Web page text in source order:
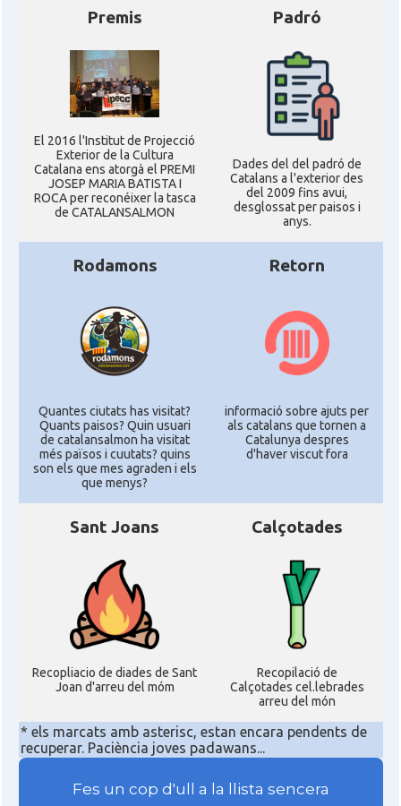
Premis
El 2016 l'Institut de Projecció
Exterior de la Cultura
Catalana ens atorgà el PREMI
JOSEP MARIA BATISTA I
ROCA per reconéixer la tasca
de CATALANSALMON
Padró
Dades del del padró de
Catalans a l'exterior des
del 2009 fins avui,
desglossat per paisos i
anys.
Rodamons
Quantes ciutats has visitat?
Quants paisos? Quin usuari
de catalansalmon ha visitat
més països i cuutats? quins
son els que mes agraden i els
que menys?
Retorn
informació sobre ajuts per
als catalans que tornen a
Catalunya despres
d'haver viscut fora
Sant Joans
Recopliacio de diades de Sant
Joan d'arreu del móm
Calçotades
Recopilació de
Calçotades cel.lebrades
arreu del món
* els marcats amb asterisc, estan encara pendents de
recuperar. Paciència joves padawans...
Fes un cop d'ull a la llista sencera